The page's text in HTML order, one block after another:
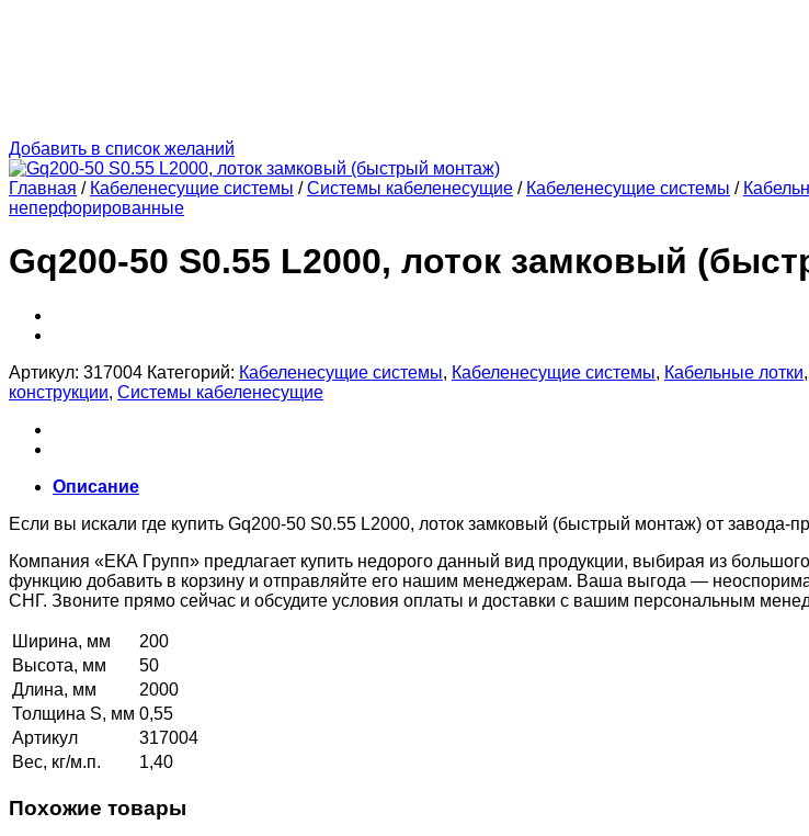
Добавить в список желаний
Главная / Кабеленесущие системы / Системы кабеленесущие / Кабеленесущие системы /
неперфорированные
Gq200-50 S0.55 L2000, лоток замковый
Артикул: 317004 Категорий: Кабеленесущие системы, Кабеленесущие системы, Кабельные лотки,
конструкции, Системы кабеленесущие
Описание
Если вы искали где купить Gq200-50 S0.55 L2000, лоток замковый (быстрый монтаж) от завода-
Компания «ЕКА Групп» предлагает купить недорого данный вид продукции, выбирая из
функцию добавить в корзину и отправляйте его нашим менеджерам. Ваша выгода —
СНГ. Звоните прямо сейчас и обсудите условия оплаты и доставки с вашим персональным
Ширина, мм
200
Высота, мм
50
Длина, мм
2000
Толщина S, мм 0,55
Артикул
317004
Вес, кг/м.п.
1,40
Похожие товары